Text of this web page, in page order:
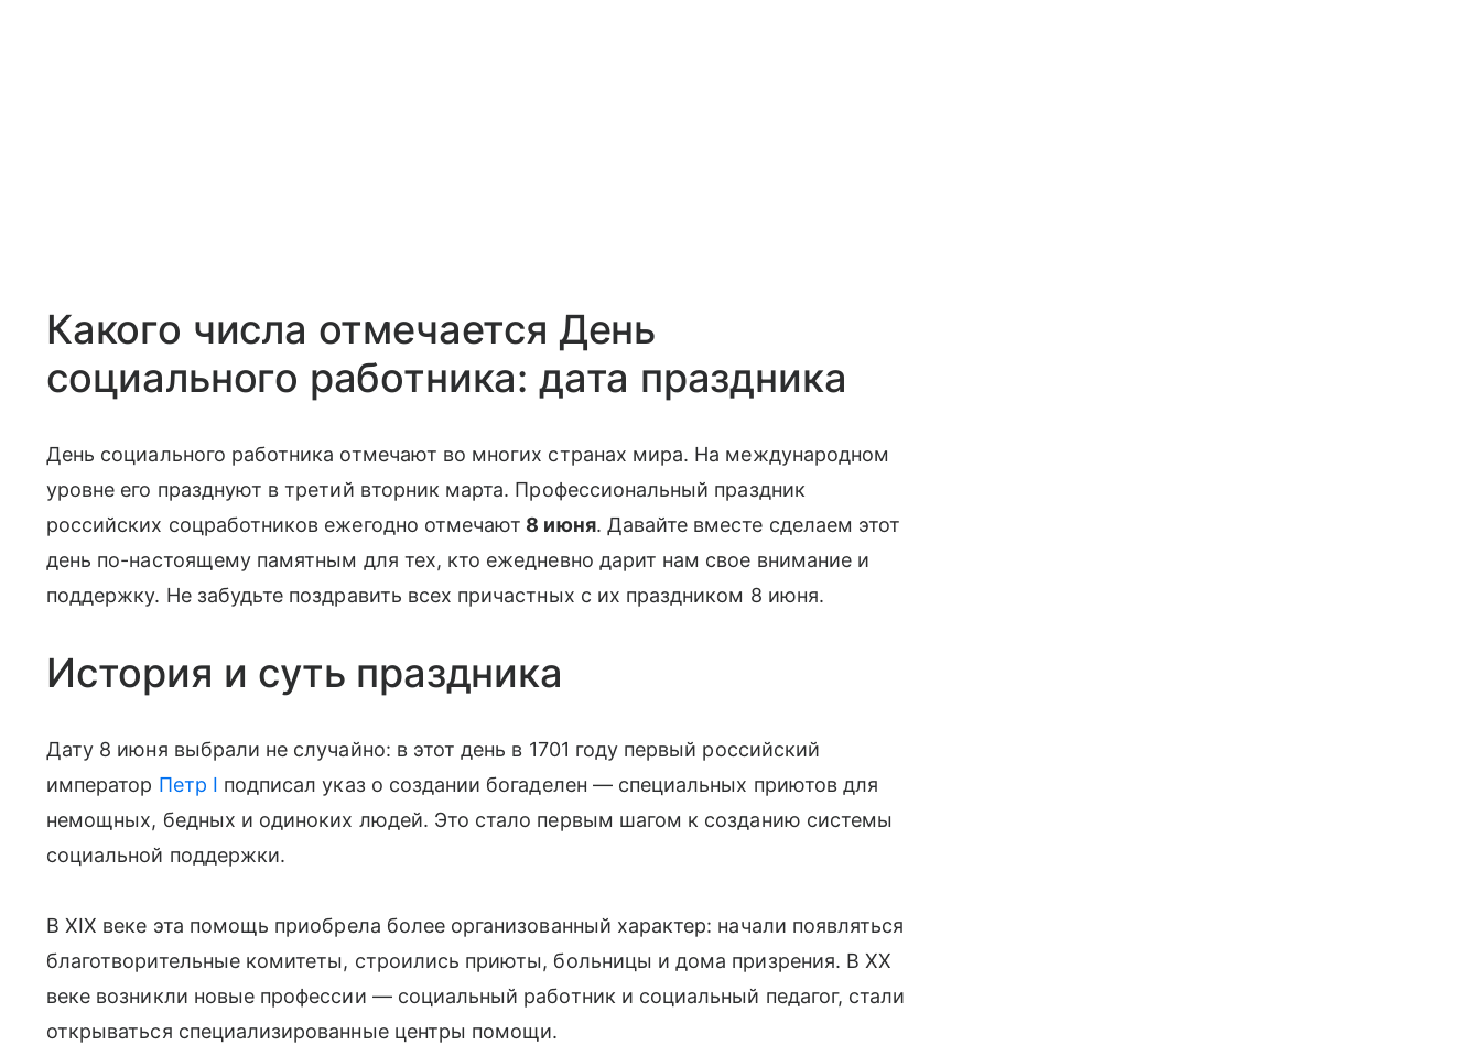
Какого числа отмечается День
социального работника: дата праздника
День социального работника отмечают во многих странах мира. На международном
уровне его празднуют в третий вторник марта. Профессиональный праздник
российских соцработников ежегодно отмечают 8 июня. Давайте вместе сделаем этот
день по-настоящему памятным для тех, кто ежедневно дарит нам свое внимание и
поддержку. Не забудьте поздравить всех причастных с их праздником 8 июня.
История и суть праздника
Дату 8 июня выбрали не случайно: в этот день в 1701 году первый российский
император Петр I подписал указ о создании богаделен — специальных приютов для
немощных, бедных и одиноких людей. Это стало первым шагом к созданию системы
социальной поддержки.
В XIX веке эта помощь приобрела более организованный характер: начали появляться
благотворительные комитеты, строились приюты, больницы и дома призрения. В XX
веке возникли новые профессии — социальный работник и социальный педагог, стали
открываться специализированные центры помощи.